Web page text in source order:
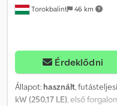
Torokbalint 46 km
Érdeklődni
Állapot: használt,
kW (250,17 LE), első